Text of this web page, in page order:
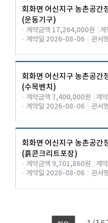
회화면 어신지구 농촌공간
(운동기구)
· 계약금액 17,264,000원
계
· 계약일 2026-08-06
관서
회화면 어신지구 농촌공간
(수목벤치)
· 계약금액 7,400,000원
계
· 계약일 2026-08-06
관서
회화면 어신지구 농촌공간
(흙콘크리트포장)
· 계약금액 9,701,860원
계
· 계약일 2026-08-06
관서